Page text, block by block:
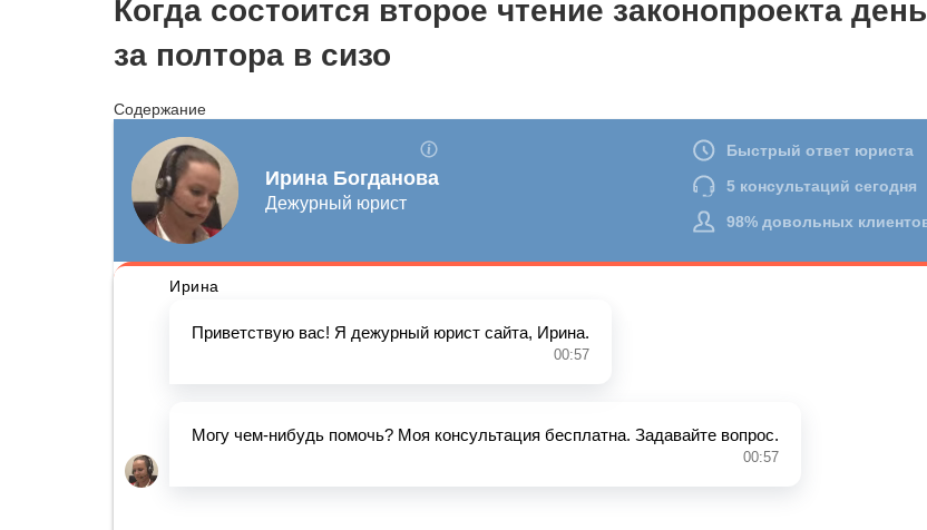
за полтора в сизо
Содержание